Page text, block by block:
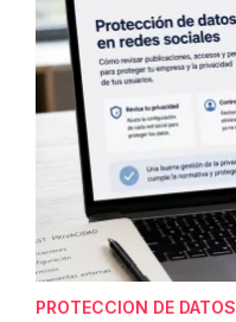
PROTECCION DE DATOS